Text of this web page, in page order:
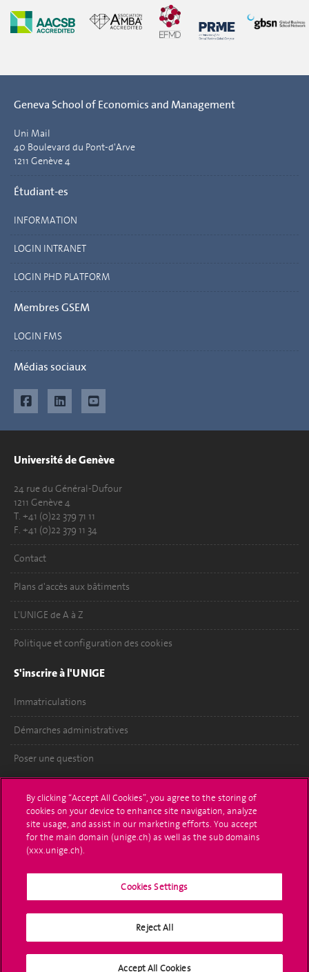
Geneva School of Economics and Management
Uni Mail
40 Boulevard du Pont-d'Arve
1211 Genève 4
Étudiant-es
INFORMATION
LOGIN INTRANET
LOGIN PHD PLATFORM
Membres GSEM
LOGIN FMS
Médias sociaux
Université de Genève
24 rue du Général-Dufour
1211 Genève 4
T. +41 (0)22 379 71 11
F. +41 (0)22 379 11 34
Contact
Plans d'accès aux bâtiments
L'UNIGE de A à Z
Politique et configuration des cookies
S'inscrire à l'UNIGE
Immatriculations
Démarches administratives
Poser une question
UNIGE Mobile
Médias
Offres d'emploi
Bibliothèque
Médias sociaux UNIGE
By clicking “Accept All Cookies”, you agree to the storing of
cookies on your device to enhance site navigation, analyze
site usage, and assist in our marketing efforts. You accept
for the main domain (unige.ch) as well as the sub domains
(xxx.unige.ch).
Cookies Settings
Reject All
Accept All Cookies